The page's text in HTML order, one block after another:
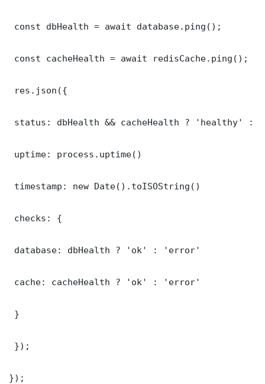
const dbHealth = await database.ping();
const cacheHealth = await redisCache.ping();
res.json({
status: dbHealth && cacheHealth ? 'healthy' :
uptime: process.uptime()
timestamp: new Date().toISOString()
checks: {
database: dbHealth ? 'ok' : 'error'
cache: cacheHealth ? 'ok' : 'error'
}
});
});